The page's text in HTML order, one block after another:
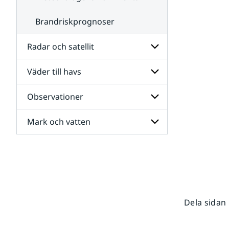
Brandriskprognoser
Radar och satellit
Undersidor
för
Radar
och
satellit
Väder till havs
Undersidor
för
Väder
till
havs
Observationer
Undersidor
för
Mark och vatten
Dela sidan